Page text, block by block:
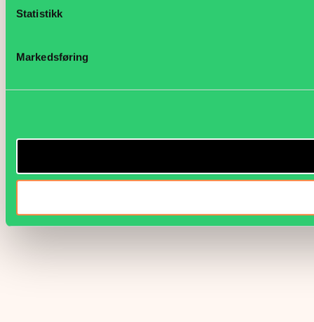
Statistikk
Markedsføring